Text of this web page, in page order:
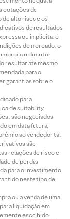
cotações de
de alto risco e os
de resultados
ou implícita, é
de mercado, o
e do setor
resultar até mesmo
para o
garantias sobre o
para
de suitability
são negociados
em data futura,
ao vendedor tal
são
relações de risco e
de perdas
para o investimento
neste tipo de
ou a venda de uma
liquidação em
escolhido